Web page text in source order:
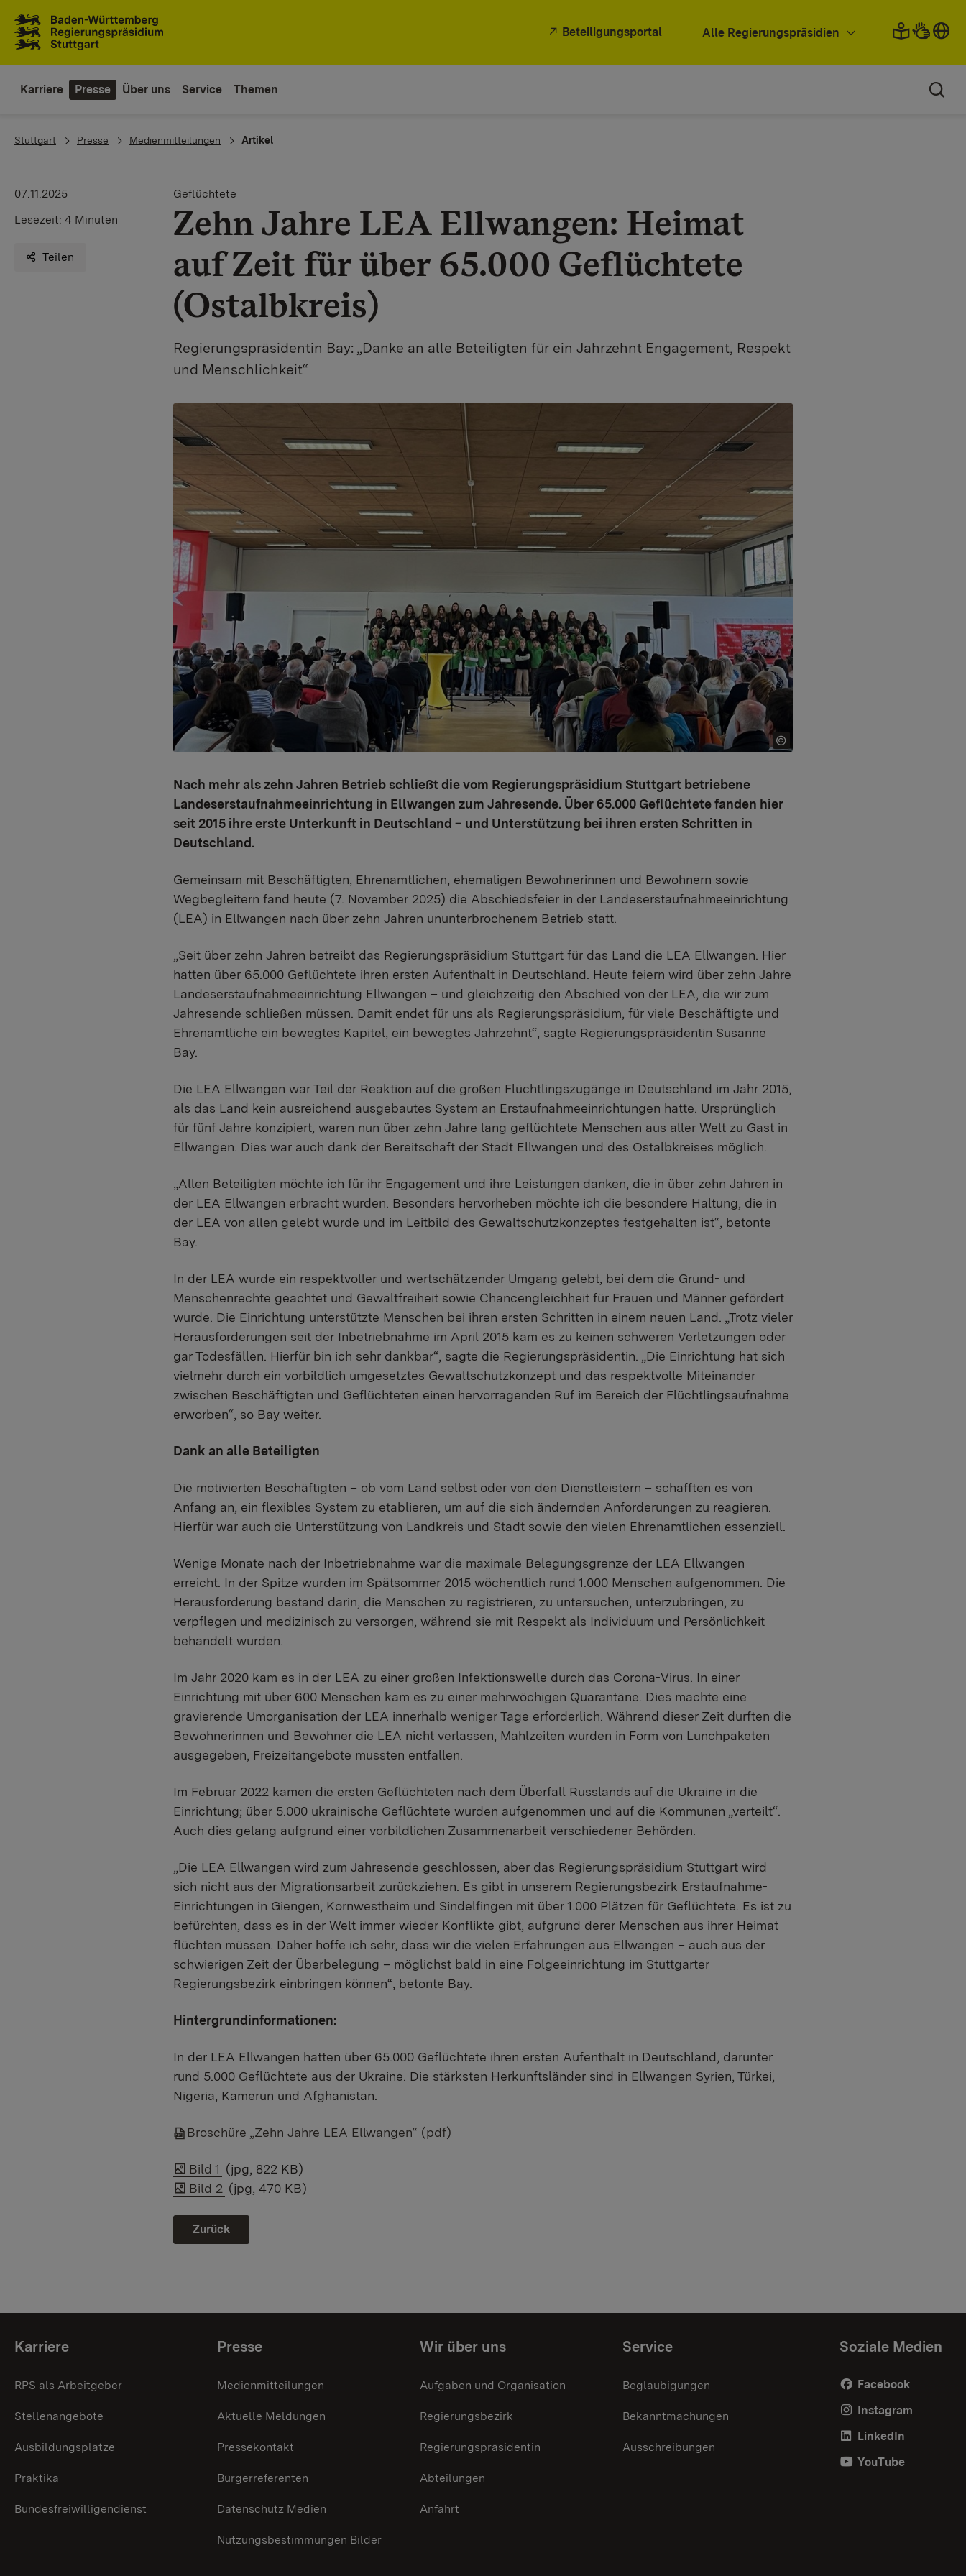
Beteiligungsportal Alle Regierungspräsidien
Karriere Presse Über uns Service Themen
You are here:
Stuttgart Presse Medienmitteilungen Artikel
07.11.2025
Lesezeit: 4 Minuten
Teilen
Geflüchtete
Zehn Jahre LEA Ellwangen: Heimat
auf Zeit für über 65.000 Geflüchtete
(Ostalbkreis)
Regierungspräsidentin Bay: „Danke an alle Beteiligten für ein Jahrzehnt Engagement, Respekt
und Menschlichkeit“
Nach mehr als zehn Jahren Betrieb schließt die vom Regierungspräsidium Stuttgart betriebene
Landeserstaufnahmeeinrichtung in Ellwangen zum Jahresende. Über 65.000 Geflüchtete fanden hier
seit 2015 ihre erste Unterkunft in Deutschland – und Unterstützung bei ihren ersten Schritten in
Deutschland.
Gemeinsam mit Beschäftigten, Ehrenamtlichen, ehemaligen Bewohnerinnen und Bewohnern sowie
Wegbegleitern fand heute (7. November 2025) die Abschiedsfeier in der Landeserstaufnahmeeinrichtung
(LEA) in Ellwangen nach über zehn Jahren ununterbrochenem Betrieb statt.
„Seit über zehn Jahren betreibt das Regierungspräsidium Stuttgart für das Land die LEA Ellwangen. Hier
hatten über 65.000 Geflüchtete ihren ersten Aufenthalt in Deutschland. Heute feiern wird über zehn Jahre
Landeserstaufnahmeeinrichtung Ellwangen – und gleichzeitig den Abschied von der LEA, die wir zum
Jahresende schließen müssen. Damit endet für uns als Regierungspräsidium, für viele Beschäftigte und
Ehrenamtliche ein bewegtes Kapitel, ein bewegtes Jahrzehnt“, sagte Regierungspräsidentin Susanne
Bay.
Die LEA Ellwangen war Teil der Reaktion auf die großen Flüchtlingszugänge in Deutschland im Jahr 2015,
als das Land kein ausreichend ausgebautes System an Erstaufnahmeeinrichtungen hatte. Ursprünglich
für fünf Jahre konzipiert, waren nun über zehn Jahre lang geflüchtete Menschen aus aller Welt zu Gast in
Ellwangen. Dies war auch dank der Bereitschaft der Stadt Ellwangen und des Ostalbkreises möglich.
„Allen Beteiligten möchte ich für ihr Engagement und ihre Leistungen danken, die in über zehn Jahren in
der LEA Ellwangen erbracht wurden. Besonders hervorheben möchte ich die besondere Haltung, die in
der LEA von allen gelebt wurde und im Leitbild des Gewaltschutzkonzeptes festgehalten ist“, betonte
Bay.
In der LEA wurde ein respektvoller und wertschätzender Umgang gelebt, bei dem die Grund- und
Menschenrechte geachtet und Gewaltfreiheit sowie Chancengleichheit für Frauen und Männer gefördert
wurde. Die Einrichtung unterstützte Menschen bei ihren ersten Schritten in einem neuen Land. „Trotz vieler
Herausforderungen seit der Inbetriebnahme im April 2015 kam es zu keinen schweren Verletzungen oder
gar Todesfällen. Hierfür bin ich sehr dankbar“, sagte die Regierungspräsidentin. „Die Einrichtung hat sich
vielmehr durch ein vorbildlich umgesetztes Gewaltschutzkonzept und das respektvolle Miteinander
zwischen Beschäftigten und Geflüchteten einen hervorragenden Ruf im Bereich der Flüchtlingsaufnahme
erworben“, so Bay weiter.
Dank an alle Beteiligten
Die motivierten Beschäftigten – ob vom Land selbst oder von den Dienstleistern – schafften es von
Anfang an, ein flexibles System zu etablieren, um auf die sich ändernden Anforderungen zu reagieren.
Hierfür war auch die Unterstützung von Landkreis und Stadt sowie den vielen Ehrenamtlichen essenziell.
Wenige Monate nach der Inbetriebnahme war die maximale Belegungsgrenze der LEA Ellwangen
erreicht. In der Spitze wurden im Spätsommer 2015 wöchentlich rund 1.000 Menschen aufgenommen. Die
Herausforderung bestand darin, die Menschen zu registrieren, zu untersuchen, unterzubringen, zu
verpflegen und medizinisch zu versorgen, während sie mit Respekt als Individuum und Persönlichkeit
behandelt wurden.
Im Jahr 2020 kam es in der LEA zu einer großen Infektionswelle durch das Corona-Virus. In einer
Einrichtung mit über 600 Menschen kam es zu einer mehrwöchigen Quarantäne. Dies machte eine
gravierende Umorganisation der LEA innerhalb weniger Tage erforderlich. Während dieser Zeit durften die
Bewohnerinnen und Bewohner die LEA nicht verlassen, Mahlzeiten wurden in Form von Lunchpaketen
ausgegeben, Freizeitangebote mussten entfallen.
Im Februar 2022 kamen die ersten Geflüchteten nach dem Überfall Russlands auf die Ukraine in die
Einrichtung; über 5.000 ukrainische Geflüchtete wurden aufgenommen und auf die Kommunen „verteilt“.
Auch dies gelang aufgrund einer vorbildlichen Zusammenarbeit verschiedener Behörden.
„Die LEA Ellwangen wird zum Jahresende geschlossen, aber das Regierungspräsidium Stuttgart wird
sich nicht aus der Migrationsarbeit zurückziehen. Es gibt in unserem Regierungsbezirk Erstaufnahme-
Einrichtungen in Giengen, Kornwestheim und Sindelfingen mit über 1.000 Plätzen für Geflüchtete. Es ist zu
befürchten, dass es in der Welt immer wieder Konflikte gibt, aufgrund derer Menschen aus ihrer Heimat
flüchten müssen. Daher hoffe ich sehr, dass wir die vielen Erfahrungen aus Ellwangen – auch aus der
schwierigen Zeit der Überbelegung – möglichst bald in eine Folgeeinrichtung im Stuttgarter
Regierungsbezirk einbringen können“, betonte Bay.
Hintergrundinformationen:
In der LEA Ellwangen hatten über 65.000 Geflüchtete ihren ersten Aufenthalt in Deutschland, darunter
rund 5.000 Geflüchtete aus der Ukraine. Die stärksten Herkunftsländer sind in Ellwangen Syrien, Türkei,
Nigeria, Kamerun und Afghanistan.
Broschüre „Zehn Jahre LEA Ellwangen“ (pdf)
Bild 1 (jpg, 822 KB)
Bild 2 (jpg, 470 KB)
Zurück
Themenübersicht
Karriere
RPS als Arbeitgeber
Stellenangebote
Ausbildungsplätze
Praktika
Bundesfreiwilligendienst
Presse
Medienmitteilungen
Aktuelle Meldungen
Pressekontakt
Bürgerreferenten
Datenschutz Medien
Nutzungsbestimmungen Bilder
Wir über uns
Aufgaben und Organisation
Regierungsbezirk
Regierungspräsidentin
Abteilungen
Anfahrt
Service
Beglaubigungen
Bekanntmachungen
Ausschreibungen
Soziale Medien
Facebook
Instagram
LinkedIn
YouTube